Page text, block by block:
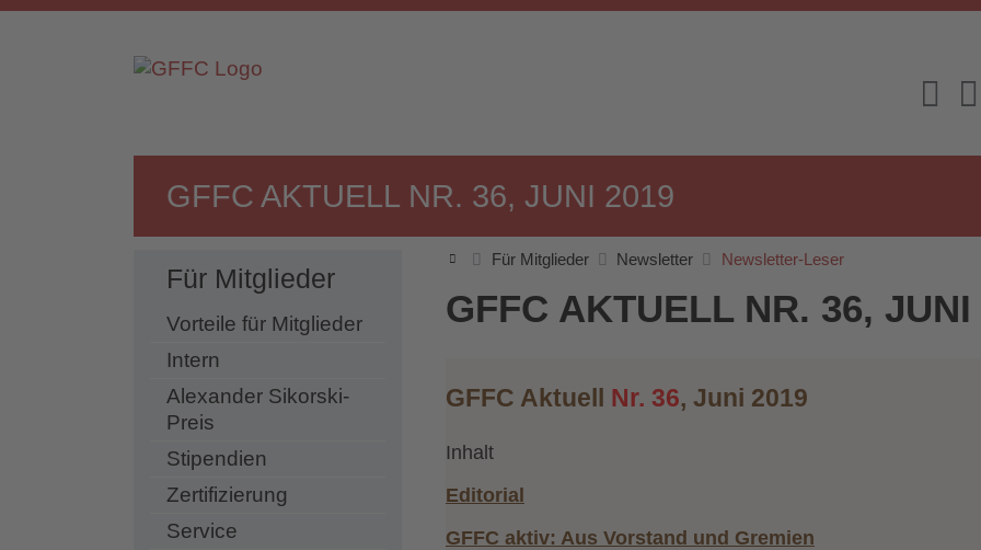
GFFC AKTUELL NR. 36, JUNI 2019
Für Mitglieder Newsletter Newsletter-Leser
GFFC AKTUELL NR. 36, JUNI
GFFC Aktuell Nr. 36, Juni 2019
Inhalt
Editorial
GFFC aktiv: Aus Vorstand und Gremien
Für Mitglieder
Vorteile für Mitglieder
Intern
Alexander Sikorski-
Preis
Stipendien
Zertifizierung
Service